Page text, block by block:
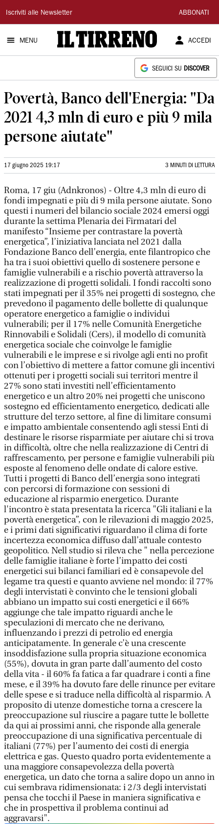
Il
Tirreno
Iscriviti alle Newsletter ABBONATI
MENU ACCEDI
SEGUICI SU DISCOVER
Povertà, Banco dell'Energia: "Da
2021 4,3 mln di euro e più 9 mila
persone aiutate"
17 giugno 2025 19:17 3 MINUTI DI LETTURA
Roma, 17 giu (Adnkronos) - Oltre 4,3 mln di euro di
fondi impegnati e più di 9 mila persone aiutate. Sono
questi i numeri del bilancio sociale 2024 emersi oggi
durante la settima Plenaria dei Firmatari del
manifesto “Insieme per contrastare la povertà
energetica”, l’iniziativa lanciata nel 2021 dalla
Fondazione Banco dell’energia, ente filantropico che
ha tra i suoi obiettivi quello di sostenere persone e
famiglie vulnerabili e a rischio povertà attraverso la
realizzazione di progetti solidali. I fondi raccolti sono
stati impegnati per il 35% nei progetti di sostegno, che
prevedono il pagamento delle bollette di qualunque
operatore energetico a famiglie o individui
vulnerabili; per il 17% nelle Comunità Energetiche
Rinnovabili e Solidali (Cers), il modello di comunità
energetica sociale che coinvolge le famiglie
vulnerabili e le imprese e si rivolge agli enti no profit
con l’obiettivo di mettere a fattor comune gli incentivi
ottenuti per i progetti sociali sui territori mentre il
27% sono stati investiti nell’efficientamento
energetico e un altro 20% nei progetti che uniscono
sostegno ed efficientamento energetico, dedicati alle
strutture del terzo settore, al fine di limitare consumi
e impatto ambientale consentendo agli stessi Enti di
destinare le risorse risparmiate per aiutare chi si trova
in difficoltà, oltre che nella realizzazione di Centri di
raffrescamento, per persone e famiglie vulnerabili più
esposte al fenomeno delle ondate di calore estive.
Tutti i progetti di Banco dell’energia sono integrati
con percorsi di formazione con sessioni di
educazione al risparmio energetico. Durante
l'incontro è stata presentata la ricerca "Gli italiani e la
povertà energetica”, con le rilevazioni di maggio 2025,
e i primi dati significativi riguardano il clima di forte
incertezza economica diffuso dall’attuale contesto
geopolitico. Nell studio si rileva che " nella percezione
delle famiglie italiane è forte l’impatto dei costi
energetici sui bilanci familiari ed è consapevole del
legame tra questi e quanto avviene nel mondo: il 77%
degli intervistati è convinto che le tensioni globali
abbiano un impatto sui costi energetici e il 66%
aggiunge che tale impatto riguardi anche le
speculazioni di mercato che ne derivano,
influenzando i prezzi di petrolio ed energia
anticipatamente. In generale c’è una crescente
insoddisfazione sulla propria situazione economica
(55%), dovuta in gran parte dall’aumento del costo
della vita - il 60% fa fatica a far quadrare i conti a fine
mese, e il 39% ha dovuto fare delle rinunce per evitare
delle spese e si traduce nella difficoltà al risparmio. A
proposito di utenze domestiche torna a crescere la
preoccupazione sul riuscire a pagare tutte le bollette
da qui ai prossimi anni, che risponde alla generale
preoccupazione di una significativa percentuale di
italiani (77%) per l’aumento dei costi di energia
elettrica e gas. Questo quadro porta evidentemente a
una maggiore consapevolezza della povertà
energetica, un dato che torna a salire dopo un anno in
cui sembrava ridimensionata: i 2/3 degli intervistati
pensa che tocchi il Paese in maniera significativa e
che in prospettiva il problema continui ad
aggravarsi".